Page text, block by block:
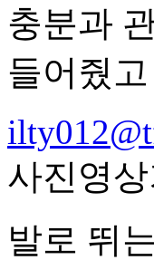
충분과
들어줬
사진영
발로 뛰